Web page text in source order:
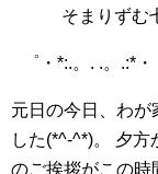
そまりずむ
゜・*:.。. .。.:*
元日の今日、わが
した(*^-^*)。 夕
のご挨拶がこの時